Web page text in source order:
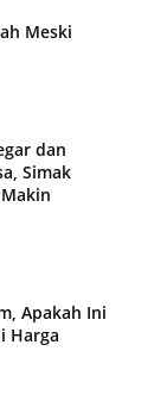
Meski
dan
Simak
Apakah Ini
Harga